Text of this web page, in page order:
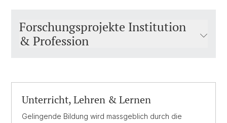
Forschungsprojekte Institution
& Profession
Unterricht, Lehren & Lernen
Gelingende Bildung wird massgeblich durch die